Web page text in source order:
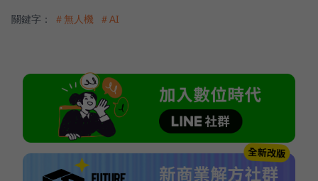
關鍵字： ＃無人機 ＃AI